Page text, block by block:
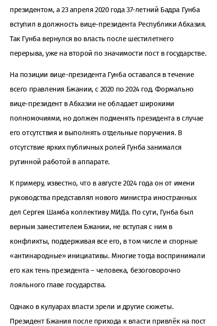
президентом, а 23 апреля 2020 года 37-летний Бадра Гунба
вступил в должность вице-президента Республики Абхазия.
Так Гунба вернулся во власть после шестилетнего
перерыва, уже на второй по значимости пост в государстве.
На позиции вице-президента Гунба оставался в течение
всего правления Бжании, с 2020 по 2024 год. Формально
вице-президент в Абхазии не обладает широкими
полномочиями, но должен подменять президента в случае
его отсутствия и выполнять отдельные поручения. В
отсутствие ярких публичных ролей Гунба занимался
рутинной работой в аппарате.
К примеру, известно, что в августе 2024 года он от имени
руководства представлял нового министра иностранных
дел Сергея Шамба коллективу МИДа. По сути, Гунба был
верным заместителем Бжании, не вступая с ним в
конфликты, поддерживая все его, в том числе и спорные
«антинародные» инициативы. Многие тогда воспринимали
его как тень президента – человека, безоговорочно
лояльного главе государства.
Однако в кулуарах власти зрели и другие сюжеты.
Президент Бжания после прихода к власти привлёк на пост